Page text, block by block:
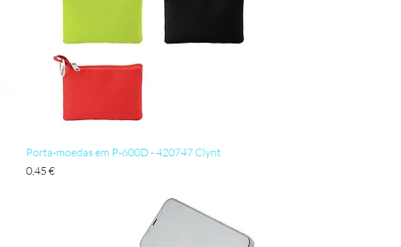
Visualização rápida
Porta-moedas em P-600D - 420747 Clynt
Preço
0,45 €